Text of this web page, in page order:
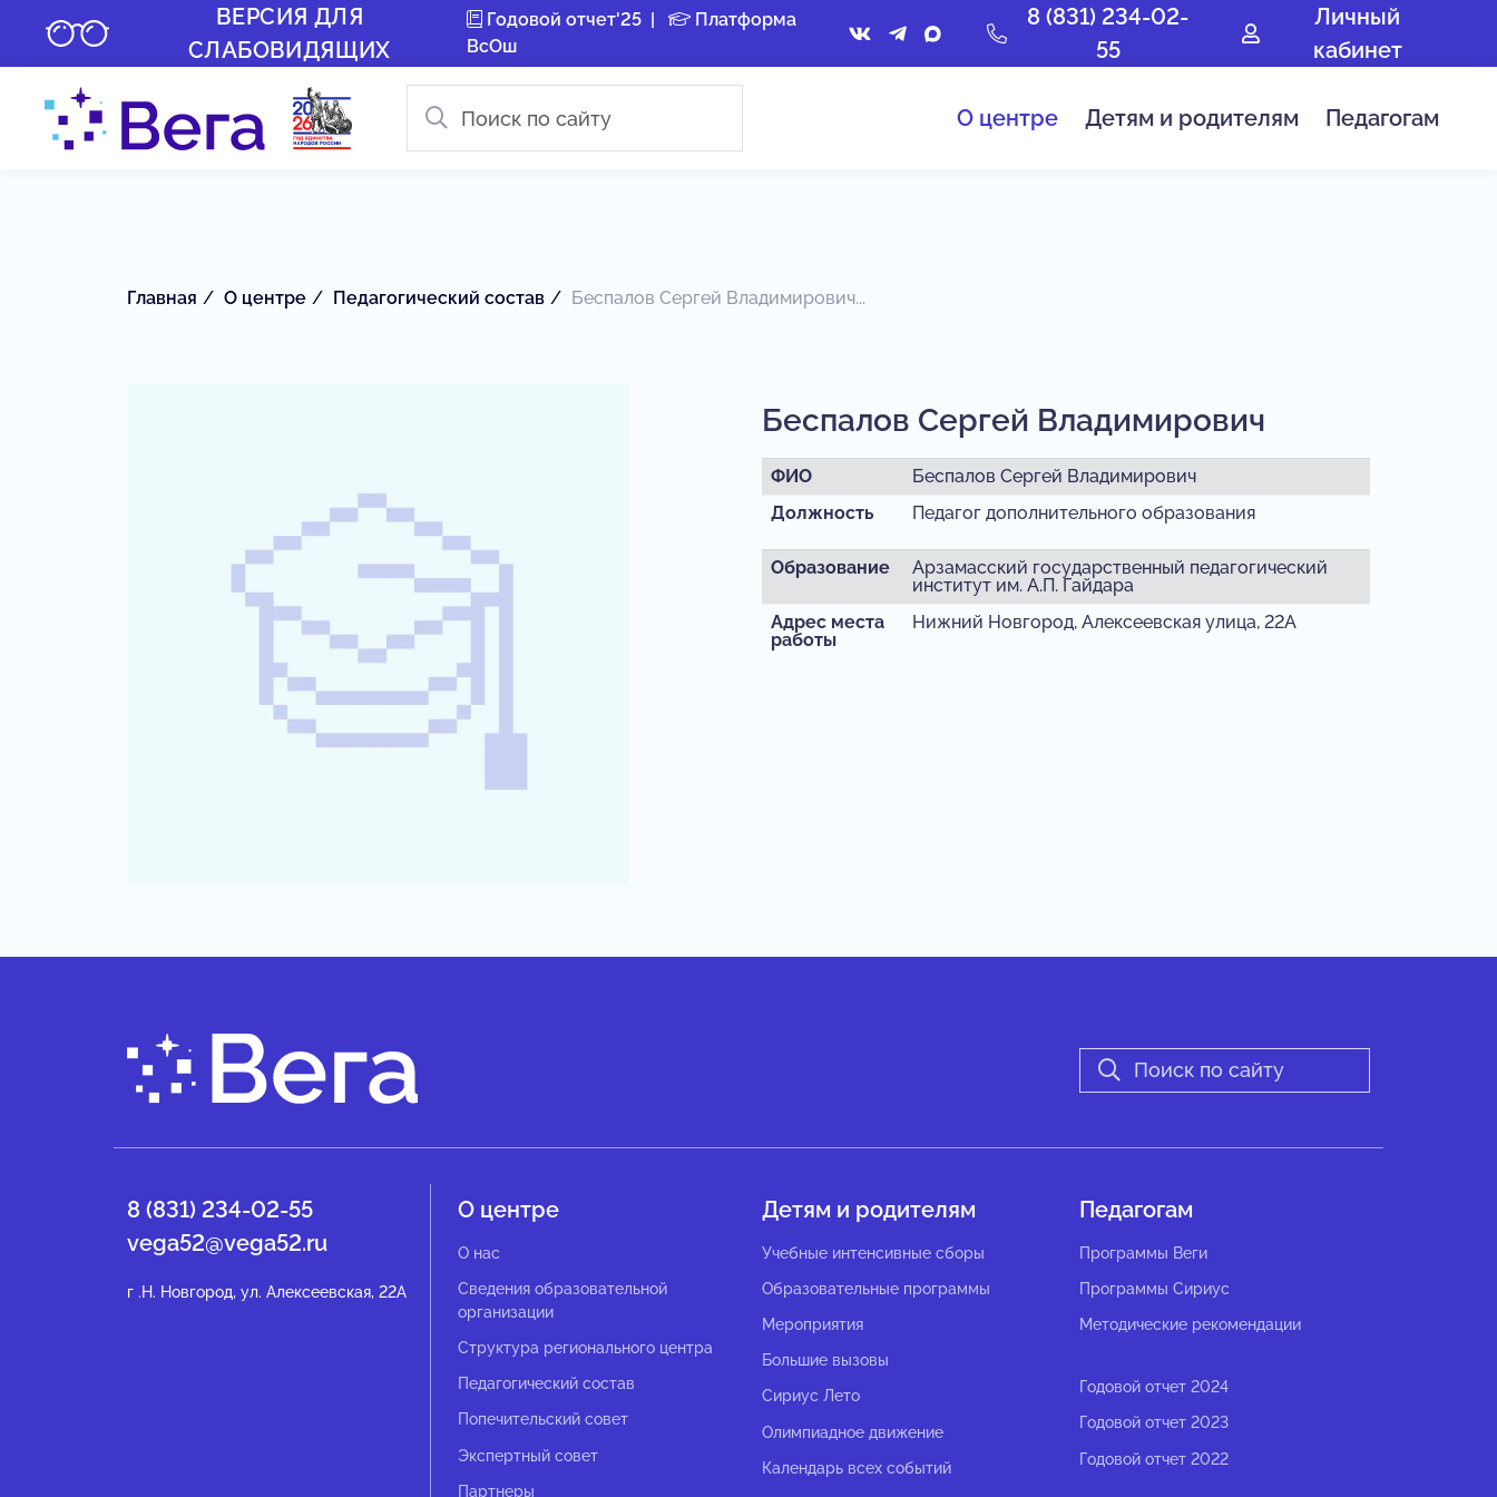
ВЕРСИЯ ДЛЯ
СЛАБОВИДЯЩИХ
Годовой отчет'25|
Платформа
ВсОш
8 (831) 234-02-
55
Личный
кабинет
О центре Детям и родителям Педагогам
Главная О центре Педагогический состав Беспалов Сергей Владимирович...
Беспалов Сергей Владимирович
ФИО
Беспалов Сергей Владимирович
Должность
Педагог дополнительного образования
Образование
Арзамасский государственный педагогический
институт им. А.П. Гайдара
Адрес места
работы
Нижний Новгород, Алексеевская улица, 22А
8 (831) 234-02-55
vega52@vega52.ru
г .Н. Новгород, ул. Алексеевская, 22А
О центре
О нас
Сведения образовательной
организации
Структура регионального центра
Педагогический состав
Попечительский совет
Экспертный совет
Партнеры
Детям и родителям
Учебные интенсивные сборы
Образовательные программы
Мероприятия
Большие вызовы
Сириус Лето
Олимпиадное движение
Календарь всех событий
Педагогам
Программы Веги
Программы Сириус
Методические рекомендации
Годовой отчет 2024
Годовой отчет 2023
Годовой отчет 2022